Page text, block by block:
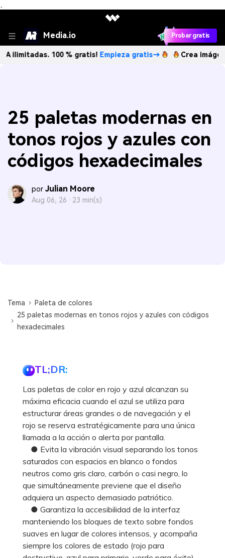
、
Media.io Probar gratis
100 % gratis! Empieza gratis→ Crea imágenes IA
25 paletas modernas en
tonos rojos y azules con
códigos hexadecimales
por Julian Moore
Aug 06, 26 · 23 min(s)
Tema
Paleta de colores
25 paletas modernas en tonos rojos y azules con códigos
hexadecimales
TL;DR:
Las paletas de color en rojo y azul alcanzan su
máxima eficacia cuando el azul se utiliza para
estructurar áreas grandes o de navegación y el
rojo se reserva estratégicamente para una única
llamada a la acción o alerta por pantalla.
● Evita la vibración visual separando los tonos
saturados con espacios en blanco o fondos
neutros como gris claro, carbón o casi negro, lo
que simultáneamente previene que el diseño
adquiera un aspecto demasiado patriótico.
● Garantiza la accesibilidad de la interfaz
manteniendo los bloques de texto sobre fondos
suaves en lugar de colores intensos, y acompaña
siempre los colores de estado (rojo para